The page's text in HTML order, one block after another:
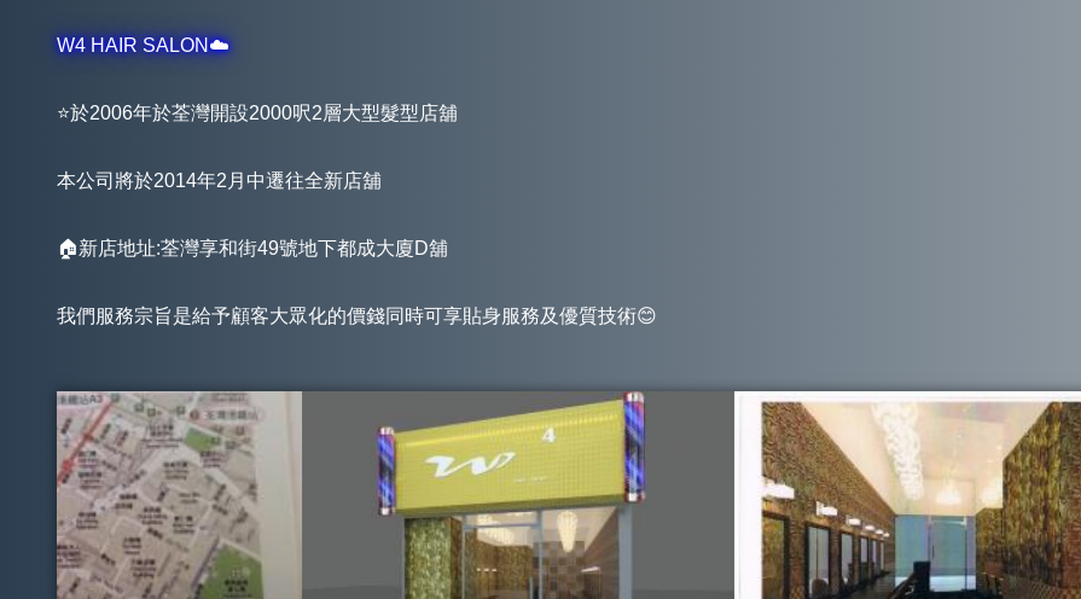
W4 HAIR SALON☁️
⭐於2006年於荃灣開設2000呎2層大型髮型店舖
本公司將於2014年2月中遷往全新店舖
🏠新店地址:荃灣享和街49號地下都成大廈D舖
我們服務宗旨是給予顧客大眾化的價錢同時可享貼身服務及優質技術😊